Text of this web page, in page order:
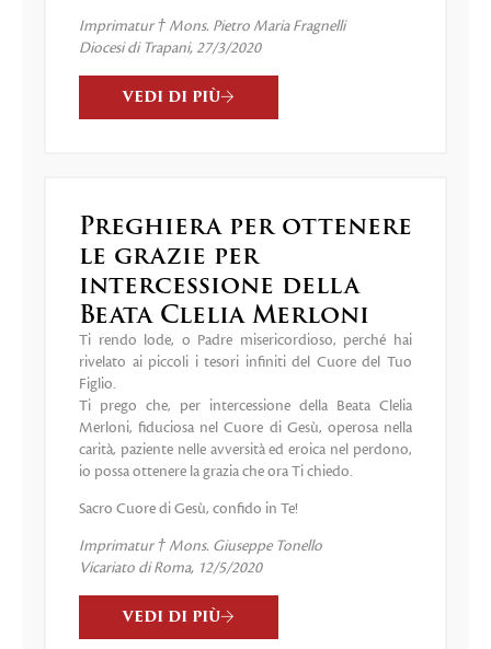
Imprimatur † Mons. Pietro Maria Fragnelli
Diocesi di Trapani, 27/3/2020
VEDI DI PIÙ
Preghiera per ottenere
le grazie per
intercessione della
Beata Clelia Merloni
Ti rendo lode, o Padre misericordioso, perché hai
rivelato ai piccoli i tesori infiniti del Cuore del Tuo
Figlio.
Ti prego che, per intercessione della Beata Clelia
Merloni, fiduciosa nel Cuore di Gesù, operosa nella
carità, paziente nelle avversità ed eroica nel perdono,
io possa ottenere la grazia che ora Ti chiedo.
Sacro Cuore di Gesù, confido in Te!
Imprimatur † Mons. Giuseppe Tonello
Vicariato di Roma, 12/5/2020
VEDI DI PIÙ